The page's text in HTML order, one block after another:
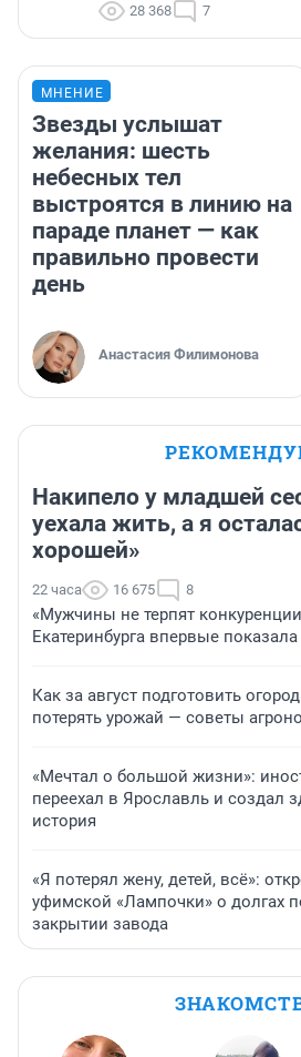
28 368 7
МНЕНИЕ
Звезды услышат
желания: шесть
небесных тел
выстроятся в линию на
параде планет — как
правильно провести
день
Анастасия Филимонова
Накипело у младшей
уехала жить, а я
хорошей»
22 часа 16 675 8
«Мужчины не терпят
Екатеринбурга впервые
Как за август подготовить
потерять урожай — советы
«Мечтал о большой жизни»:
переехал в Ярославль и создал
история
«Я потерял жену, детей, всё»:
уфимской «Лампочки» о долгах
закрытии завода